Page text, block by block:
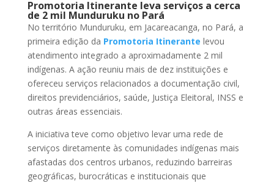
Promotoria Itinerante leva serviços a cerca
de 2 mil Munduruku no Pará
No território Munduruku, em Jacareacanga, no Pará, a
primeira edição da Promotoria Itinerante levou
atendimento integrado a aproximadamente 2 mil
indígenas. A ação reuniu mais de dez instituições e
ofereceu serviços relacionados a documentação civil,
direitos previdenciários, saúde, Justiça Eleitoral, INSS e
outras áreas essenciais.
A iniciativa teve como objetivo levar uma rede de
serviços diretamente às comunidades indígenas mais
afastadas dos centros urbanos, reduzindo barreiras
geográficas, burocráticas e institucionais que